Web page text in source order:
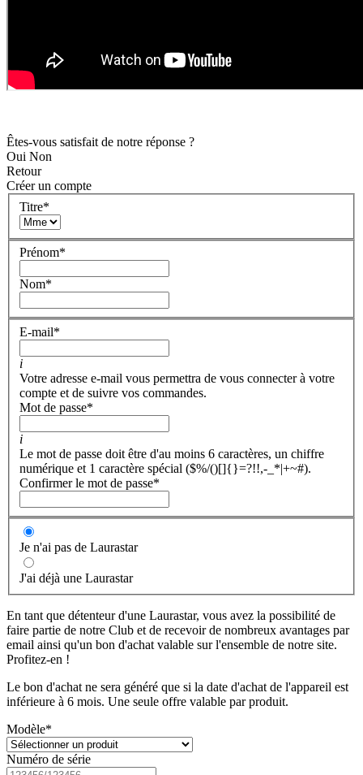
Êtes-vous satisfait de notre réponse ?
Oui Non
Retour
Créer un compte
Titre*
Prénom*
Nom*
E-mail*
i
Votre adresse e-mail vous permettra de vous connecter à votre
compte et de suivre vos commandes.
Mot de passe*
i
Le mot de passe doit être d'au moins 6 caractères, un chiffre
numérique et 1 caractère spécial ($%/()[]{}=?!!,-_*|+~#).
Confirmer le mot de passe*
Je n'ai pas de Laurastar
J'ai déjà une Laurastar
En tant que détenteur d'une Laurastar, vous avez la possibilité de
faire partie de notre Club et de recevoir de nombreux avantages par
email ainsi qu'un bon d'achat valable sur l'ensemble de notre site.
Profitez-en !
Le bon d'achat ne sera généré que si la date d'achat de l'appareil est
inférieure à 6 mois. Une seule offre valable par produit.
Modèle*
Numéro de série